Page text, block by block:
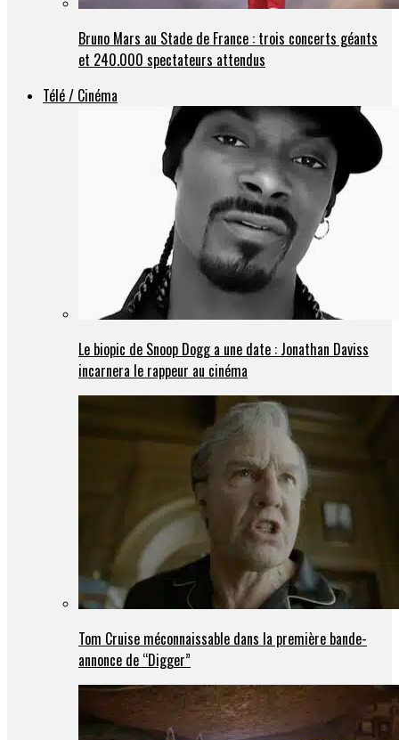
Bruno Mars au Stade de France : trois concerts géants
et 240.000 spectateurs attendus
Télé / Cinéma
Le biopic de Snoop Dogg a une date : Jonathan Daviss
incarnera le rappeur au cinéma
Tom Cruise méconnaissable dans la première bande-
annonce de “Digger”